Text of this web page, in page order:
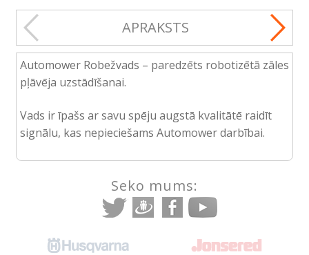
APRAKSTS
Automower Robežvads – paredzēts robotizētā zāles
pļāvēja uzstādīšanai.
Vads ir īpašs ar savu spēju augstā kvalitātē raidīt
signālu, kas nepieciešams Automower darbībai.
Seko mums: